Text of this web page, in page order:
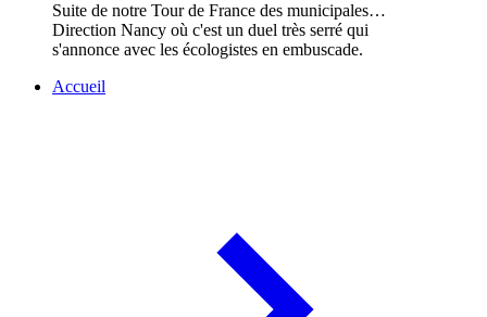
Suite de notre Tour de France des municipales…
Direction Nancy où c'est un duel très serré qui
s'annonce avec les écologistes en embuscade.
Accueil